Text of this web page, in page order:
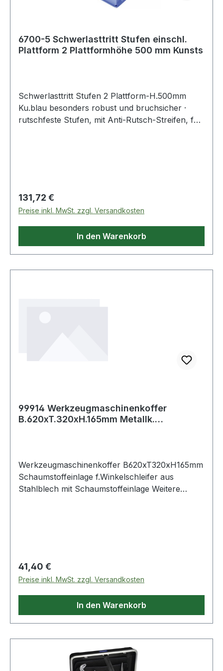
6700-5 Schwerlasttritt Stufen einschl.
Plattform 2 Plattformhöhe 500 mm Kunsts
Schwerlasttritt Stufen 2 Plattform-H.500mm
Ku.blau besonders robust und bruchsicher ·
rutschfeste Stufen, mit Anti-Rutsch-Streifen, für
Eigenschaften: · Gesamtbreite: 575mm ·
prüfpflichtig: ja
Regulärer Preis:
131,72 €
Preise inkl. MwSt. zzgl. Versandkosten
In den Warenkorb
99914 Werkzeugmaschinenkoffer
B.620xT.320xH.165mm Metallk.
Werkzeugmaschinenkoffer B620xT320xH165mm
Schaumstoffeinlage f.Winkelschleifer aus
Stahlblech mit Schaumstoffeinlage Weitere
Regulärer Preis:
41,40 €
Preise inkl. MwSt. zzgl. Versandkosten
In den Warenkorb